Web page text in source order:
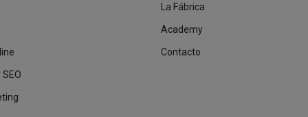
La Fábrica
Academy
Contacto